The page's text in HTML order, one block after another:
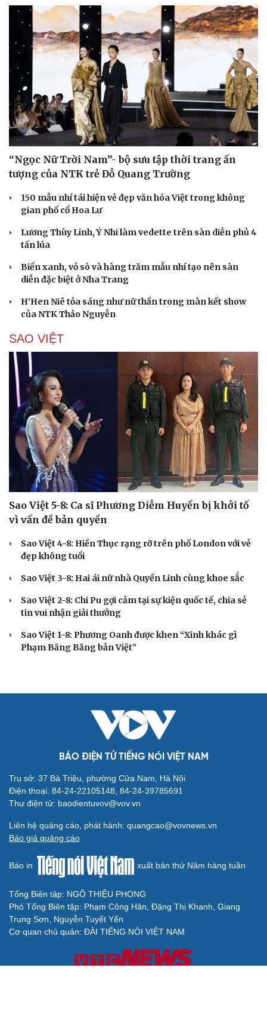
Cải chính
“Ngọc Nữ Trời Nam”- bộ sưu tập thời trang ấn
tượng của NTK trẻ Đỗ Quang Trường
150 mẫu nhí tái hiện vẻ đẹp văn hóa Việt trong không
gian phố cổ Hoa Lư
Lương Thùy Linh, Ý Nhi làm vedette trên sàn diễn phủ 4
tấn lúa
Biển xanh, vỏ sò và hàng trăm mẫu nhí tạo nên sàn
diễn đặc biệt ở Nha Trang
H'Hen Niê tỏa sáng như nữ thần trong màn kết show
của NTK Thảo Nguyễn
SAO VIỆT
Sao Việt 5-8: Ca sĩ Phương Diễm Huyền bị khởi tố
vì vấn đề bản quyền
Sao Việt 4-8: Hiền Thục rạng rỡ trên phố London với vẻ
đẹp không tuổi
Sao Việt 3-8: Hai ái nữ nhà Quyền Linh cùng khoe sắc
Sao Việt 2-8: Chi Pu gợi cảm tại sự kiện quốc tế, chia sẻ
tin vui nhận giải thưởng
Sao Việt 1-8: Phương Oanh được khen “Xinh khác gì
Phạm Băng Băng bản Việt”
BÁO ĐIỆN TỬ TIẾNG NÓI VIỆT NAM
Trụ sở: 37 Bà Triệu, phường Cửa Nam, Hà Nội
Điện thoại: 84-24-22105148, 84-24-39785691
Thư điện tử: baodientuvov@vov.vn
Liên hệ quảng cáo, phát hành: quangcao@vovnews.vn
Báo giá quảng cáo
Báo in xuất bản thứ Năm hàng tuần
Tổng Biên tập: NGÔ THIỆU PHONG
Phó Tổng Biên tập: Phạm Công Hân, Đặng Thị Khanh, Giang
Trung Sơn, Nguyễn Tuyết Yến
Cơ quan chủ quản: ĐÀI TIẾNG NÓI VIỆT NAM